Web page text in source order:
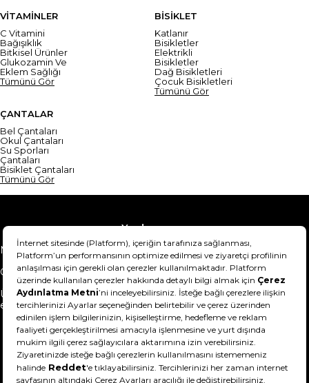
VİTAMİNLER
C Vitamini
Bağışıklık
Bitkisel Ürünler
Glukozamin Ve
Eklem Sağlığı
Tümünü Gör
BİSİKLET
Katlanır
Bisikletler
Elektrikli
Bisikletler
Dağ Bisikletleri
Çocuk Bisikletleri
Tümünü Gör
ÇANTALAR
Bel Çantaları
Okul Çantaları
Su Sporları
Çantaları
Bisiklet Çantaları
Tümünü Gör
Yardım
Mesafeli Satış Sözleşmesi
Teslimat Bilgisi
Gizlilik Sözleşmesi
Şartlar & Koşullar
Ürünümü nasıl iade
edebilirim?
Hakkımızda